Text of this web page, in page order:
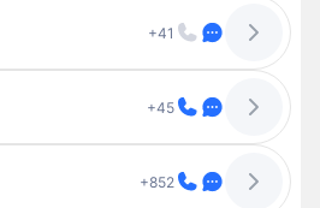
+41
+45
+852